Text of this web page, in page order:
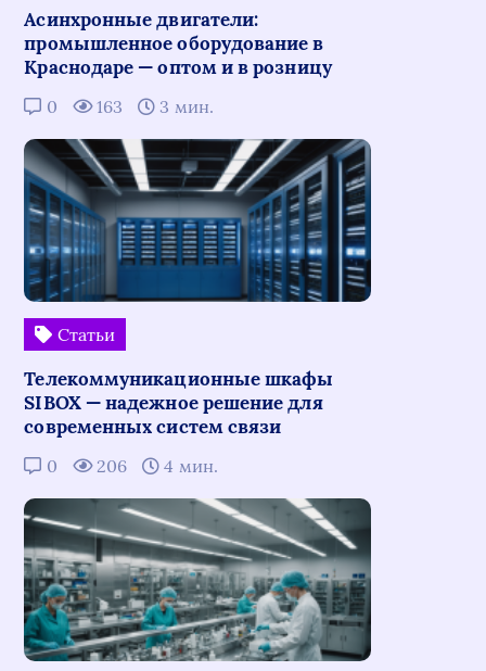
Асинхронные двигатели:
промышленное оборудование в
Краснодаре — оптом и в розницу
0 163 3 мин.
Статьи
Телекоммуникационные шкафы
SIBOX — надежное решение для
современных систем связи
0 206 4 мин.